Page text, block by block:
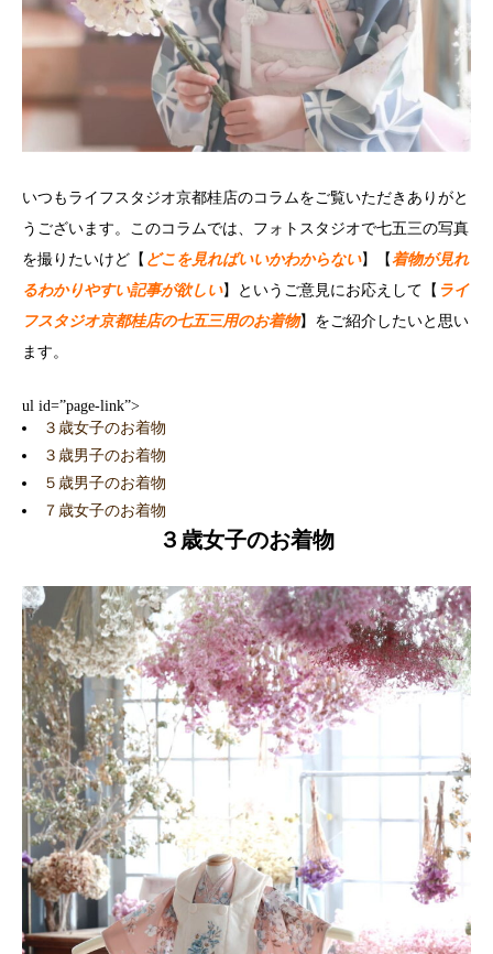
いつもライフスタジオ京都桂店のコラムをご覧いただきありがと
うございます。このコラムでは、フォトスタジオで七五三の写真
を撮りたいけど【 どこを見ればいいかわからない】【着物が見れ
るわかりやすい記事が欲しい】というご意見にお応えして【 ライ
フスタジオ京都桂店の七五三用のお着物】をご紹介したいと思い
ます。
ul id=”page-link”>
３歳女子のお着物
３歳男子のお着物
５歳男子のお着物
７歳女子のお着物
３歳女子のお着物